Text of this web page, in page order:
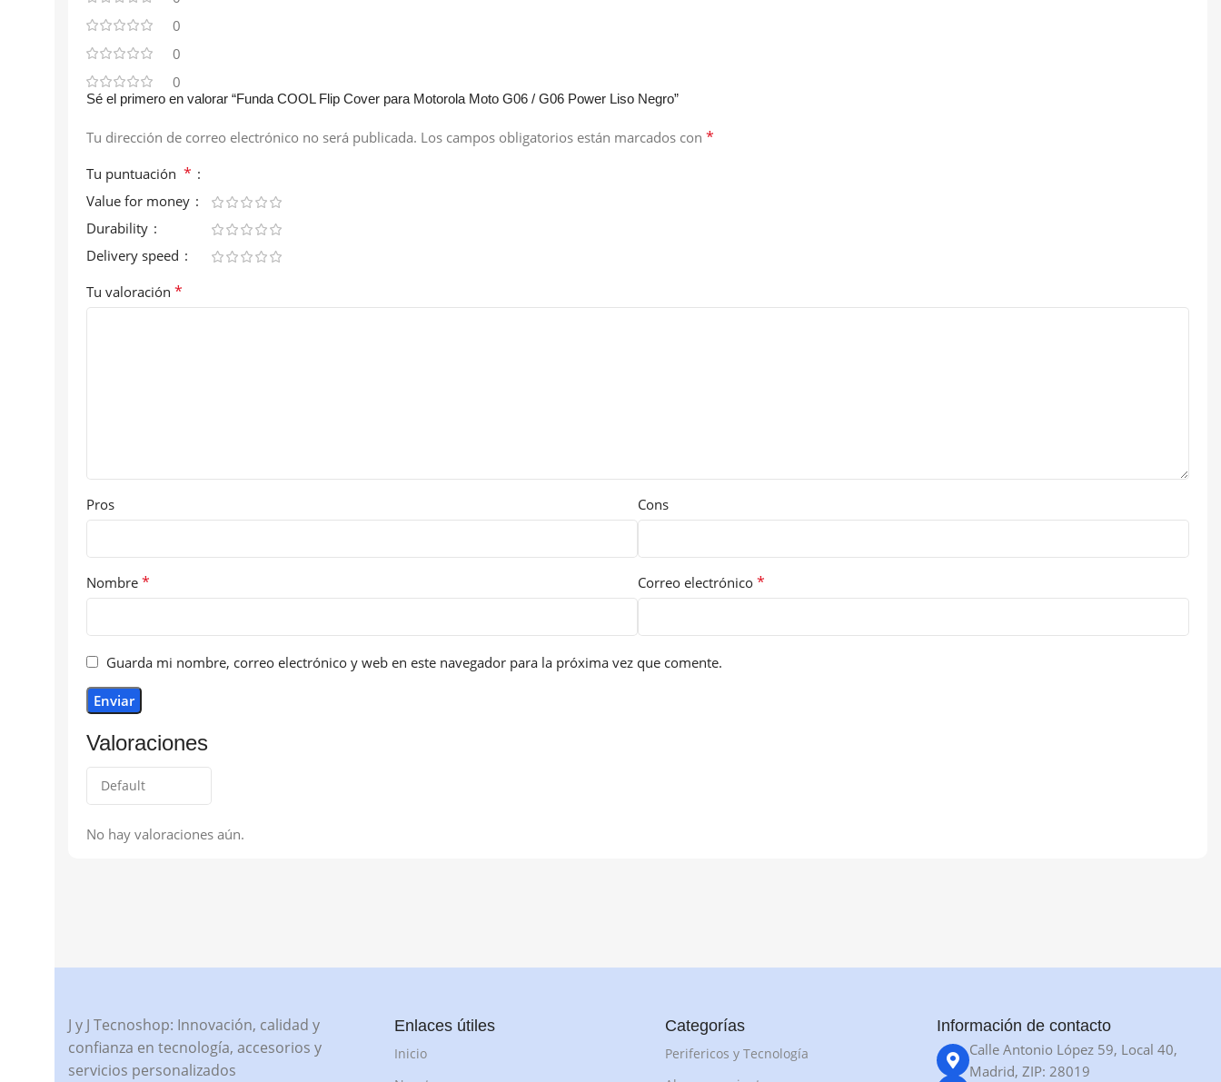
0
0
0
Valoraciones
No hay valoraciones aún.
Sé el primero en valorar “Funda COOL Flip Cover para Motorola Moto G06 / G06 Power Liso Negro”
Tu dirección de correo electrónico no será publicada. Los campos obligatorios están marcados con *
Tu puntuación *
Value for money
Durability
Delivery speed
Tu valoración *
Pros Cons
Nombre * Correo electrónico *
Guarda mi nombre, correo electrónico y web en este navegador para la próxima vez que comente.
J y J Tecnoshop: Innovación, calidad y
confianza en tecnología, accesorios y
servicios personalizados
Enlaces útiles
Inicio
Categorías
Perifericos y Tecnología
Información de contacto
Calle Antonio López 59, Local 40,
Madrid, ZIP: 28019